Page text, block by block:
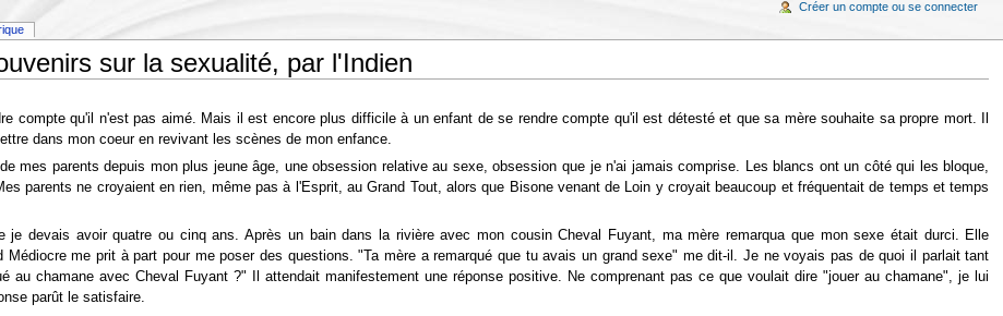
sur la sexualité, par l'Indien
compte qu'il n'est pas aimé. Mais il est encore plus difficile à un enfant de se rendre compte qu'il est détesté et que sa mère souhaite sa propre mort. Il
dans mon coeur en revivant les scènes de mon enfance.
mes parents depuis mon plus jeune âge, une obsession relative au sexe, obsession que je n'ai jamais comprise. Les blancs ont un côté qui les bloque,
parents ne croyaient en rien, même pas à l'Esprit, au Grand Tout, alors que Bisone venant de Loin y croyait beaucoup et fréquentait de temps et temps
je devais avoir quatre ou cinq ans. Après un bain dans la rivière avec mon cousin Cheval Fuyant, ma mère remarqua que mon sexe était durci. Elle
Médiocre me prit à part pour me poser des questions. "Ta mère a remarqué que tu avais un grand sexe" me dit-il. Je ne voyais pas de quoi il parlait tant
au chamane avec Cheval Fuyant ?" Il attendait manifestement une réponse positive. Ne comprenant pas ce que voulait dire "jouer au chamane", je lui
parût le satisfaire.
Créer un compte ou se connecter